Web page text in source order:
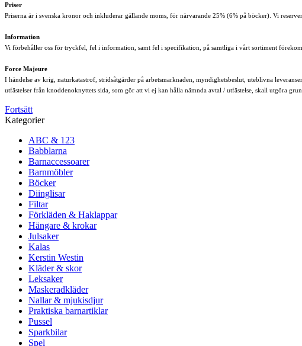
Priser
Priserna är i svenska kronor och inkluderar gällande moms, för närvarande 25% (6% på böcker). Vi
Information
Vi förbehåller oss för tryckfel, fel i information, samt fel i specifikation, på samtliga i vårt sortiment
Force Majeure
I händelse av krig, naturkatastrof, stridsåtgärder på arbetsmarknaden, myndighetsbeslut, uteblivna
utfästelser från knoddenoknyttets sida, som gör att vi ej kan hålla nämnda avtal / utfästelse, skall utgöra
Fortsätt
Kategorier
ABC & 123
Babblarna
Barnaccessoarer
Barnmöbler
Böcker
Diinglisar
Filtar
Förkläden & Haklappar
Hängare & krokar
Julsaker
Kalas
Kerstin Westin
Kläder & skor
Leksaker
Maskeradkläder
Nallar & mjukisdjur
Praktiska barnartiklar
Pussel
Sparkbilar
Spel